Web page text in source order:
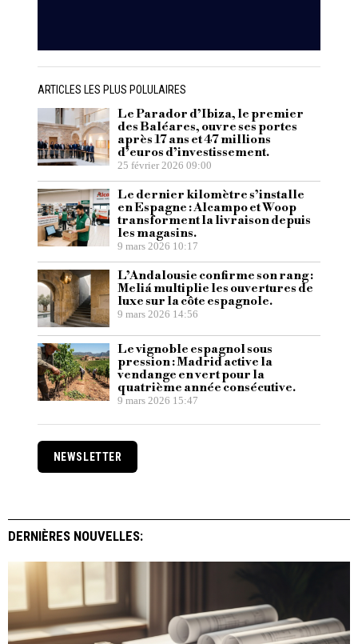
ARTICLES LES PLUS POLULAIRES
Le Parador d’Ibiza, le premier
des Baléares, ouvre ses portes
après 17 ans et 47 millions
d’euros d’investissement.
25 février 2026 09:00
Le dernier kilomètre s’installe
en Espagne : Alcampo et Woop
transforment la livraison depuis
les magasins.
9 mars 2026 10:17
L’Andalousie confirme son rang :
Meliá multiplie les ouvertures de
luxe sur la côte espagnole.
9 mars 2026 14:56
Le vignoble espagnol sous
pression : Madrid active la
vendange en vert pour la
quatrième année consécutive.
9 mars 2026 15:47
NEWSLETTER
DERNIÈRES NOUVELLES: